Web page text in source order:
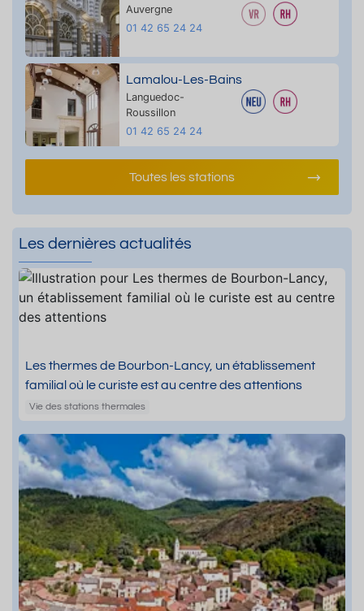
Auvergne
01 42 65 24 24
Lamalou-Les-Bains
Languedoc-
Roussillon
01 42 65 24 24
Toutes les stations
Les dernières actualités
Les thermes de Bourbon-Lancy, un établissement
familial où le curiste est au centre des attentions
Vie des stations thermales